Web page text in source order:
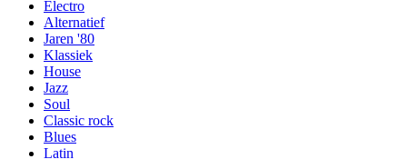
Electro
Alternatief
Jaren '80
Klassiek
House
Jazz
Soul
Classic rock
Blues
Latin